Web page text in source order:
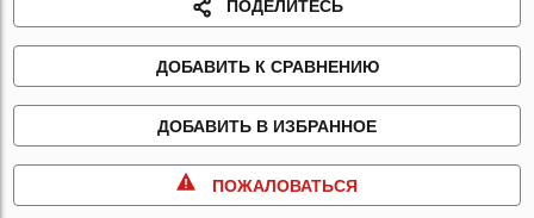
ПОДЕЛИТЕСЬ
ДОБАВИТЬ К СРАВНЕНИЮ
ДОБАВИТЬ В ИЗБРАННОЕ
ПОЖАЛОВАТЬСЯ